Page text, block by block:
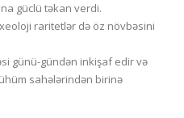
güclü təkan verdi.
raritetlər də öz növbəsini
günü-gündən inkişaf edir və
sahələrindən birinə